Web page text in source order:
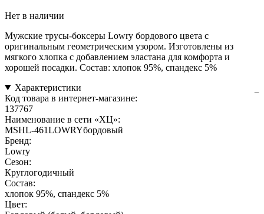
Нет в наличии
Мужские трусы-боксеры Lowry бордового цвета с
оригинальным геометрическим узором. Изготовлены из
мягкого хлопка с добавлением эластана для комфорта и
хорошей посадки. Состав: хлопок 95%, спандекс 5%
Характеристики
Код товара в интернет-магазине:
137767
Наименование в сети «ХЦ»:
MSHL-461LOWRYбордовый
Бренд:
Lowry
Сезон:
Круглогодичный
Состав:
хлопок 95%, спандекс 5%
Цвет: